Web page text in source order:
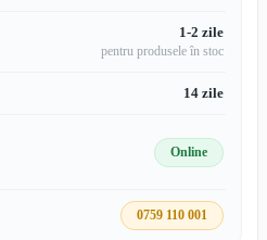
1-2 zile
pentru produsele în stoc
14 zile
Online
0759 110 001